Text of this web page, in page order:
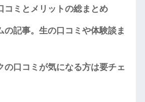
コミとメリットの総まとめ
の記事。生の口コミや体験談ま
の口コミが気になる方は要チェ